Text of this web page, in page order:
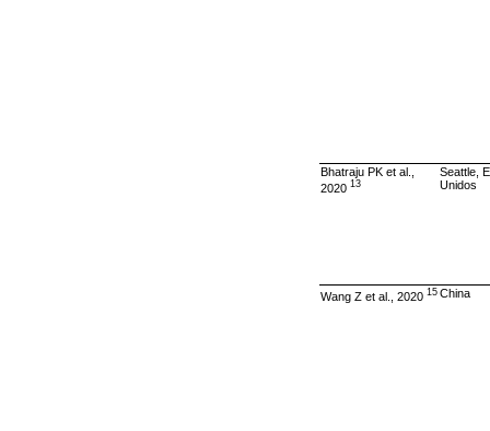
Bhatraju PK et al.,
2020 13
Seattle,
Unidos
Wang Z et al., 2020 15 China